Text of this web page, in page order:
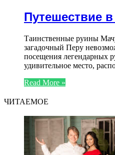
Путешествие
Таинственные руины
загадочный Перу
посещения легендарных
удивительное место,
Read More »
ЧИТАЕМОЕ